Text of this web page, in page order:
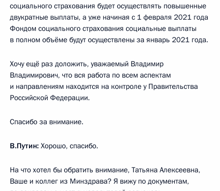
социального страхования будет осуществлять повышенные
двукратные выплаты, а уже начиная с 1 февраля 2021 года
Фондом социального страхования социальные выплаты
в полном объёме будут осуществлены за январь 2021 года.
Хочу ещё раз доложить, уважаемый Владимир
Владимирович, что вся работа по всем аспектам
и направлениям находится на контроле у Правительства
Российской Федерации.
Спасибо за внимание.
В.Путин: Хорошо, спасибо.
На что хотел бы обратить внимание, Татьяна Алексеевна,
Ваше и коллег из Минздрава? Я вижу по документам,